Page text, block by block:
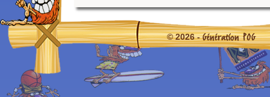
© 2026 -Génération POG